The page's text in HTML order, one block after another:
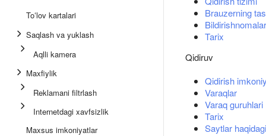
Toʻlov kartalari
Saqlash va yuklash
Aqlli kamera
Maxfiylik
Reklamani filtrlash
Internetdagi xavfsizlik
Maxsus imkoniyatlar
Brauzerning
Bildirishnomalar
Tarix
Qidiruv
Qidirish
Varaqlar
Varaq guruhlari
Tarix
Saytlar